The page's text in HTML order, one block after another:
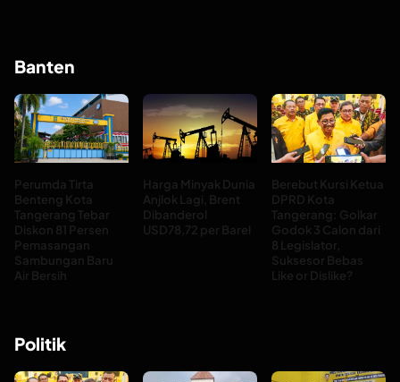
Banten
Perumda Tirta
Benteng Kota
Tangerang Tebar
Diskon 81 Persen
Pemasangan
Sambungan Baru
Air Bersih
Harga Minyak Dunia
Anjlok Lagi, Brent
Dibanderol
USD78,72 per Barel
Berebut Kursi Ketua
DPRD Kota
Tangerang: Golkar
Godok 3 Calon dari
8 Legislator,
Suksesor Bebas
Like or Dislike?
Politik